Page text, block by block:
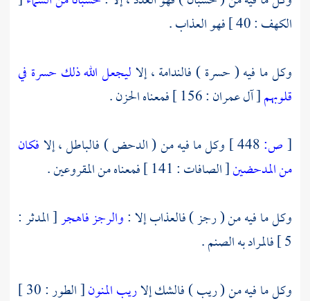
الكهف : 40 ] فهو العذاب .
وكل ما فيه ( حسرة ) فالندامة ، إلاليجعل الله ذلك حسرة في
قلوبهم[ آل عمران : 156 ] فمعناه الحزن .
[ص: وكل ما فيه من ( الدحض ) فالباطل ، إلافكان
من المدحضين[ الصافات : 141 ] فمعناه من المقروعين .
وكل ما فيه من ( رجز ) فالعذاب إلا :والرجز فاهجر[ المدثر :
5 ] فالمراد به الصنم .
وكل ما فيه من ( ريب ) فالشك إلاريب المنون
[ الطور : 30 ]